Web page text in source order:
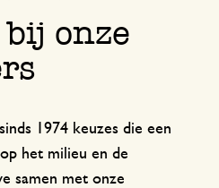
bij onze
1974 keuzes die een
het milieu en de
samen met onze